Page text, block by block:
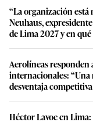
“La organización
Neuhaus,
de Lima 2027 y en
Aerolíneas responden
internacionales:
desventaja
Héctor Lavoe en Lima: